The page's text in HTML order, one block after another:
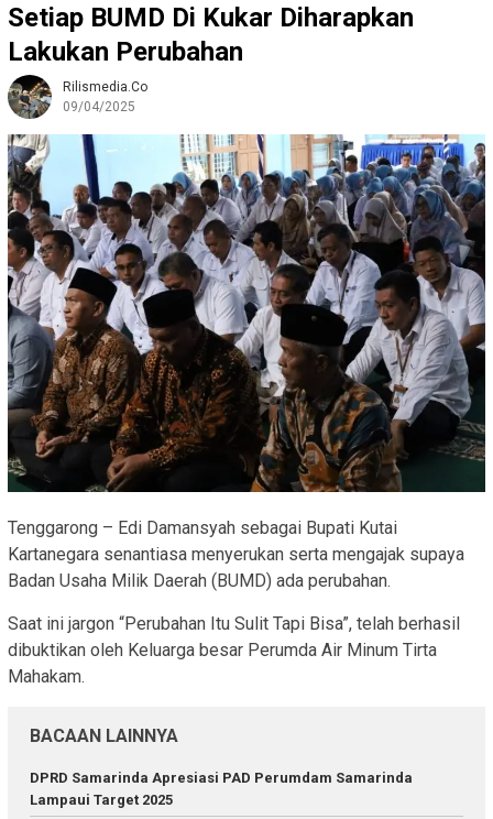
Setiap BUMD Di Kukar Diharapkan
Lakukan Perubahan
Rilismedia.co
09/04/2025
Tenggarong – Edi Damansyah sebagai Bupati Kutai
Kartanegara senantiasa menyerukan serta mengajak supaya
Badan Usaha Milik Daerah (BUMD) ada perubahan.
Saat ini jargon “Perubahan Itu Sulit Tapi Bisa”, telah berhasil
dibuktikan oleh Keluarga besar Perumda Air Minum Tirta
Mahakam.
BACAAN LAINNYA
DPRD Samarinda Apresiasi PAD Perumdam Samarinda
Lampaui Target 2025